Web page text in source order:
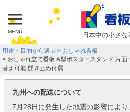
MENU 日本中の小さな
用途・目的から選ぶ
おしゃれ看板
おしゃれ立て看板 A型ポスタースタンド 片
替え可能 開き止め付属
九州への配送について
7月28日に発生した地震の影響により